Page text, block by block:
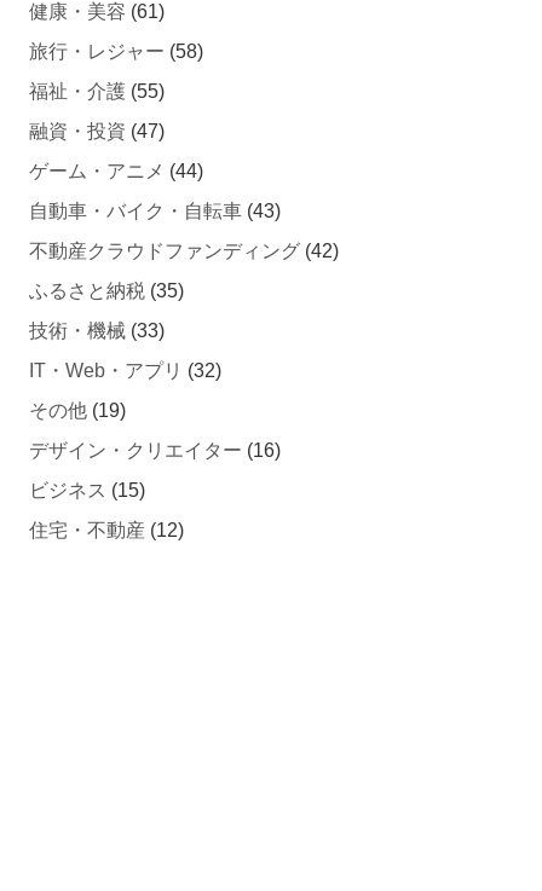
健康・美容 (61)
旅行・レジャー (58)
福祉・介護 (55)
融資・投資 (47)
ゲーム・アニメ (44)
自動車・バイク・自転車 (43)
不動産クラウドファンディング (42)
ふるさと納税 (35)
技術・機械 (33)
IT・Web・アプリ (32)
その他 (19)
デザイン・クリエイター (16)
ビジネス (15)
住宅・不動産 (12)